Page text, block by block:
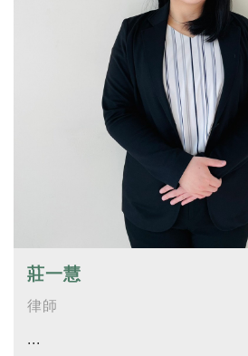
莊一慧
律師
...